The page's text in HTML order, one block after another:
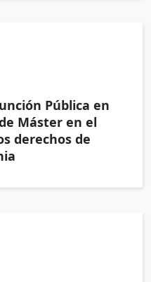
Pública en
Máster en el
derechos de